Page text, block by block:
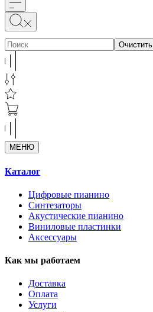
Очистить
МЕНЮ
Каталог
Цифровые пианино
Синтезаторы
Акустические пианино
Виниловые пластинки
Аксессуары
Как мы работаем
Доставка
Оплата
Услуги